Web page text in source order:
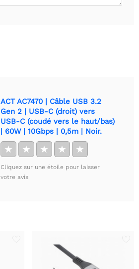
ACT AC7470 | Câble USB 3.2
Gen 2 | USB-C (droit) vers
USB-C (coudé vers le haut/bas)
| 60W | 10Gbps | 0,5m | Noir.
★ ★ ★ ★ ★
Cliquez sur une étoile pour laisser
votre avis